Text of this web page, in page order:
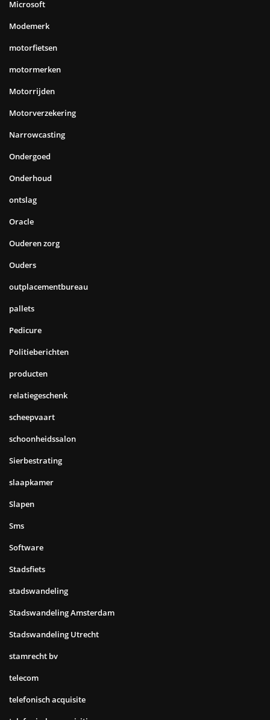
Microsoft
Modemerk
motorfietsen
motormerken
Motorrijden
Motorverzekering
Narrowcasting
Ondergoed
Onderhoud
ontslag
Oracle
Ouderen zorg
Ouders
outplacementbureau
pallets
Pedicure
Politieberichten
producten
relatiegeschenk
scheepvaart
schoonheidssalon
Sierbestrating
slaapkamer
Slapen
Sms
Software
Stadsfiets
stadswandeling
Stadswandeling Amsterdam
Stadswandeling Utrecht
stamrecht bv
telecom
telefonisch acquisite